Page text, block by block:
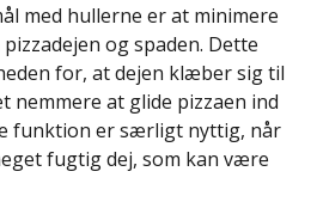
med hullerne er at minimere
og spaden. Dette
for, at dejen klæber sig til
nemmere at glide pizzaen ind
funktion er særligt nyttig, når
fugtig dej, som kan være